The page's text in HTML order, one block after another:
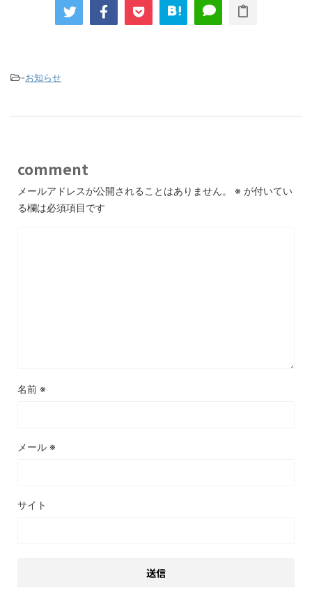
-お知らせ
comment
メールアドレスが公開されることはありません。 ※ が付いてい
る欄は必須項目です
名前 ※
メール ※
サイト